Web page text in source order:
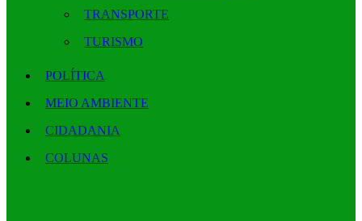
TRANSPORTE
TURISMO
POLÍTICA
MEIO AMBIENTE
CIDADANIA
COLUNAS